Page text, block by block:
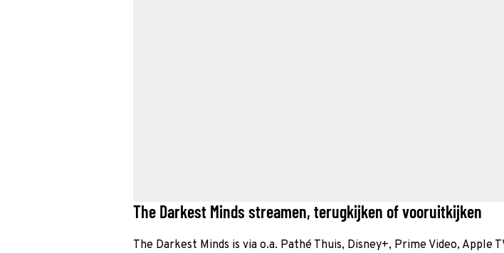
The Darkest Minds streamen, terugkijken of vooruitkijken
The Darkest Minds is via o.a. Pathé Thuis, Disney+, Prime Video, Apple